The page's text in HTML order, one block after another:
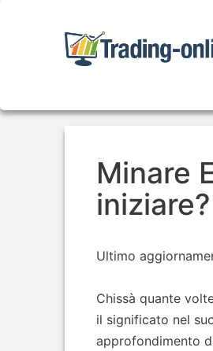
Minare
Ultimo
Chissà quante
il significato nel
approfondimento